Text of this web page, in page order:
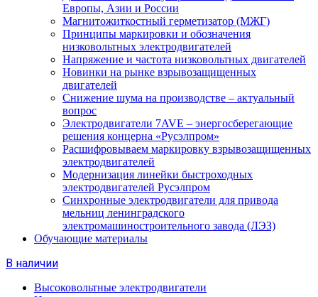
Европы, Азии и России
Магнитожиткостный герметизатор (МЖГ)
Принципы маркировки и обозначения
низковольтных электродвигателей
Напряжение и частота низковольтных двигателей
Новинки на рынке взрывозащищенных
двигателей
Снижение шума на производстве – актуальный
вопрос
Электродвигатели 7AVE – энергосберегающие
решения концерна «Русэлпром»
Расшифровываем маркировку взрывозащищенных
электродвигателей
Модернизация линейки быстроходных
электродвигателей Русэлпром
Синхронные электродвигатели для привода
мельниц ленинградского
электромашиностроительного завода (ЛЭЗ)
Обучающие материалы
В наличии
Высоковольтные электродвигатели